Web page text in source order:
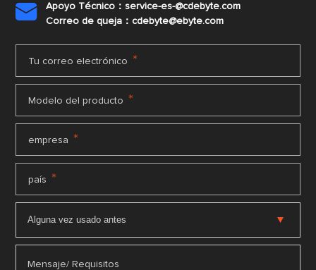

Apoyo Técnico：service-es-@cdebyte.com
Correo de queja：cdebyte@ebyte.com
Tu correo electrónico *
Modelo del producto *
empresa *
país *
Mensaje/ Requisitos